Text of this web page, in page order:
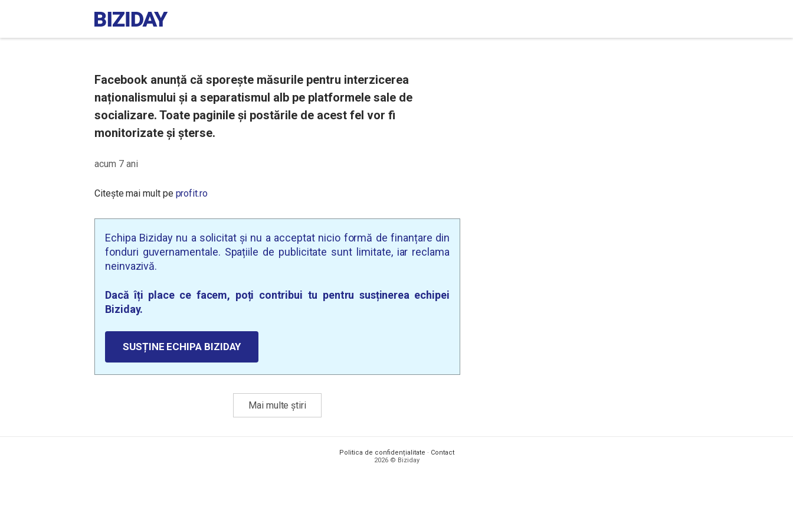
Facebook anunță că sporește măsurile pentru interzicerea
naționalismului și a separatismul alb pe platformele sale de
socializare. Toate paginile și postările de acest fel vor fi
monitorizate și șterse.
acum 7 ani
Citește mai mult pe profit.ro
Echipa Biziday nu a solicitat și nu a acceptat nicio formă de finanțare din
fonduri guvernamentale. Spațiile de publicitate sunt limitate, iar reclama
neinvazivă.
Dacă îți place ce facem, poți contribui tu pentru susținerea echipei
Biziday.
SUSȚINE ECHIPA BIZIDAY
Mai multe știri
Politica de confidențialitate · Contact
2026 © Biziday